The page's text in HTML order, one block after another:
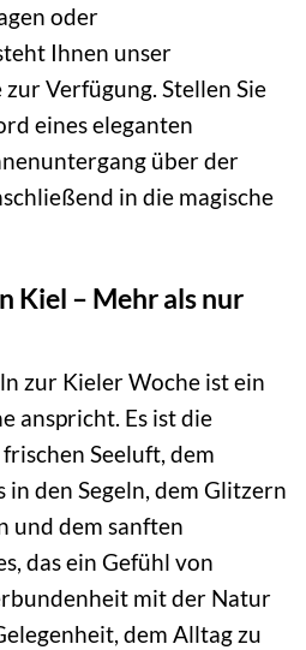
oder
Ihnen unser
Verfügung. Stellen Sie
eines eleganten
über der
in die magische
Kiel – Mehr als nur
zur Kieler Woche ist ein
anspricht. Es ist die
Seeluft, dem
in den Segeln, dem Glitzern
und dem sanften
das ein Gefühl von
mit der Natur
dem Alltag zu